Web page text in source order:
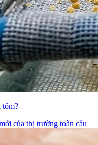
tôm?
của thị trường toàn cầu